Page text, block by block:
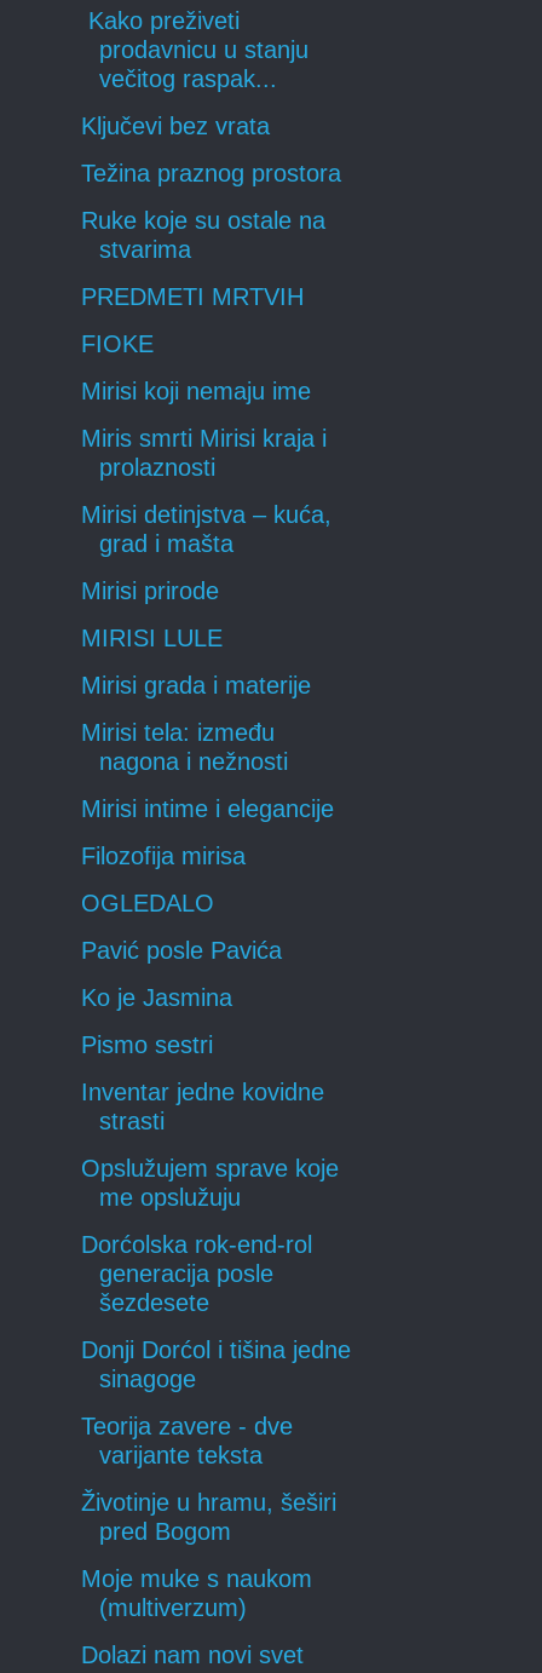
Kako preživeti
prodavnicu u stanju
večitog raspak...
Ključevi bez vrata
Težina praznog prostora
Ruke koje su ostale na
stvarima
PREDMETI MRTVIH
FIOKE
Mirisi koji nemaju ime
Miris smrti Mirisi kraja i
prolaznosti
Mirisi detinjstva – kuća,
grad i mašta
Mirisi prirode
MIRISI LULE
Mirisi grada i materije
Mirisi tela: između
nagona i nežnosti
Mirisi intime i elegancije
Filozofija mirisa
OGLEDALO
Pavić posle Pavića
Ko je Jasmina
Pismo sestri
Inventar jedne kovidne
strasti
Opslužujem sprave koje
me opslužuju
Dorćolska rok-end-rol
generacija posle
šezdesete
Donji Dorćol i tišina jedne
sinagoge
Teorija zavere - dve
varijante teksta
Životinje u hramu, šeširi
pred Bogom
Moje muke s naukom
(multiverzum)
Dolazi nam novi svet